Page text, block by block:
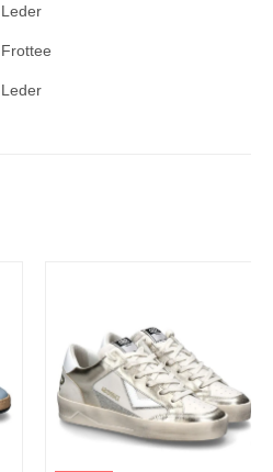
Leder
Frottee
Leder